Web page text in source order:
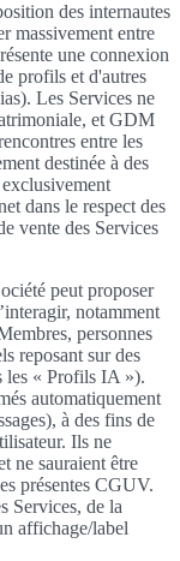
des internautes
massivement entre
une connexion
profils et d'autres
Les Services ne
et GDM
entre les
destinée à des
dans le respect des
vente des Services
peut proposer
notamment
personnes
reposant sur des
les « Profils IA »).
automatiquement
à des fins de
Ils ne
ne sauraient être
présentes CGUV.
Services, de la
affichage/label